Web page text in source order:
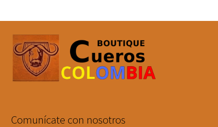
Comunícate con nosotros